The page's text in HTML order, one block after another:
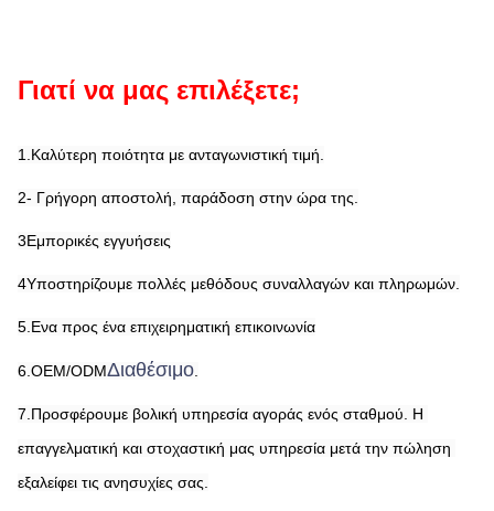
Γιατί να μας επιλέξετε;
1.Καλύτερη ποιότητα με ανταγωνιστική τιμή.
2- Γρήγορη αποστολή, παράδοση στην ώρα της.
3Εμπορικές εγγυήσεις
4Υποστηρίζουμε πολλές μεθόδους συναλλαγών και πληρωμών.
5.Ενα προς ένα επιχειρηματική επικοινωνία
6.OEM/ODMΔιαθέσιμο
7.Προσφέρουμε βολική υπηρεσία αγοράς ενός σταθμού. Η
επαγγελματική και στοχαστική μας υπηρεσία μετά την πώληση
εξαλείφει τις ανησυχίες σας.